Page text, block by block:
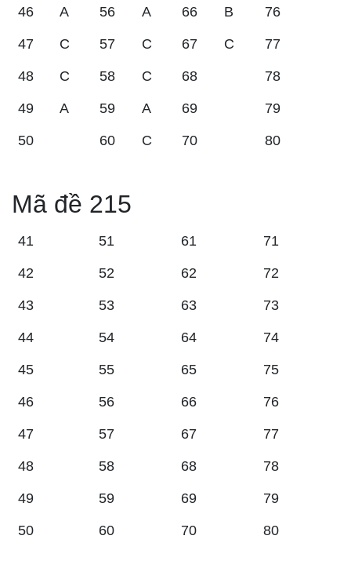
46 A 56 A 66 B 76
47 C 57 C 67 C 77
48 C 58 C 68 78
49 A 59 A 69 79
50 60 C 70 80
Mã đề 215
41 51 61 71
42 52 62 72
43 53 63 73
44 54 64 74
45 55 65 75
46 56 66 76
47 57 67 77
48 58 68 78
49 59 69 79
50 60 70 80